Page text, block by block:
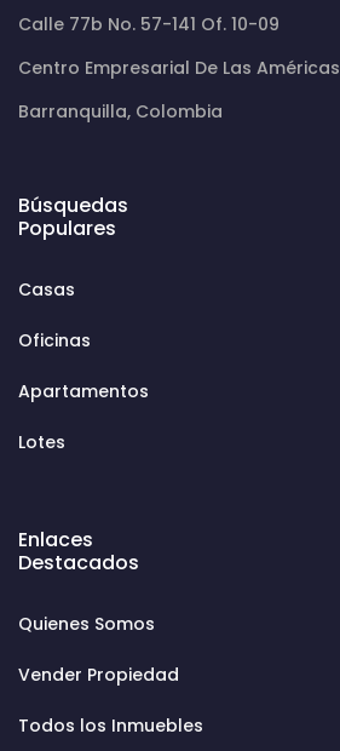
Calle 77b No. 57-141 Of. 10-09
Centro Empresarial De Las Américas
Barranquilla, Colombia
Búsquedas
Populares
Casas
Oficinas
Apartamentos
Lotes
Enlaces
Destacados
Quienes Somos
Vender Propiedad
Todos los Inmuebles